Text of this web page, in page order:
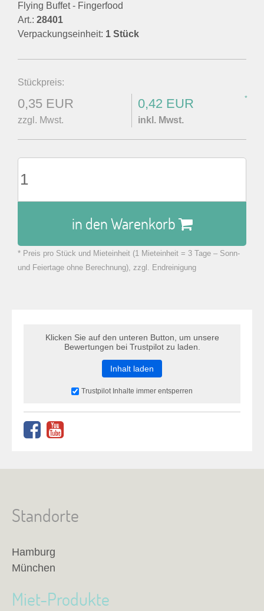
Flying Buffet - Fingerfood
Art.: 28401
Verpackungseinheit: 1 Stück
Stückpreis:
0,35 EUR
zzgl. Mwst.
0,42 EUR *
inkl. Mwst.
in den Warenkorb
zu Warenkorb hinzugefügt.
* Preis pro Stück und Mieteinheit (1 Mieteinheit = 3 Tage – Sonn-
und Feiertage ohne Berechnung), zzgl. Endreinigung
Klicken Sie auf den unteren Button, um unsere
Bewertungen bei Trustpilot zu laden.
Inhalt laden
Trustpilot Inhalte immer entsperren
Standorte
Hamburg
München
Miet-Produkte